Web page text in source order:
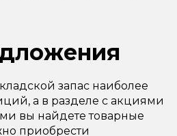
запас наиболее
а в разделе с акциями
вы найдете товарные
приобрести